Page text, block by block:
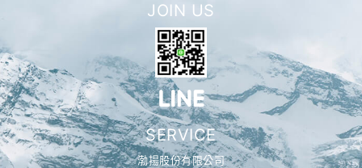
JOIN US
SERVICE
渤揚股份有限公司